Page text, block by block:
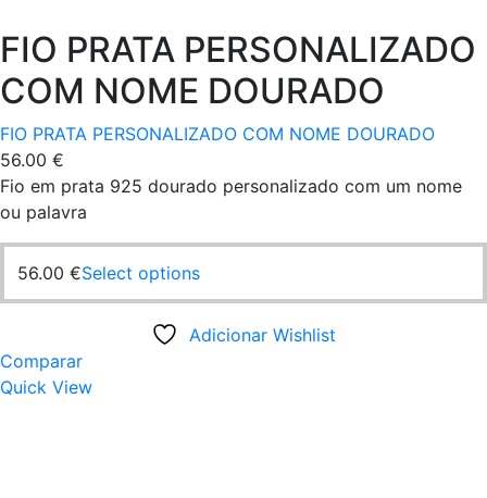
FIO PRATA PERSONALIZADO
COM NOME DOURADO
FIO PRATA PERSONALIZADO COM NOME DOURADO
56.00 €
Fio em prata 925 dourado personalizado com um nome
ou palavra
56.00 €Select options
Adicionar Wishlist
Comparar
Quick View